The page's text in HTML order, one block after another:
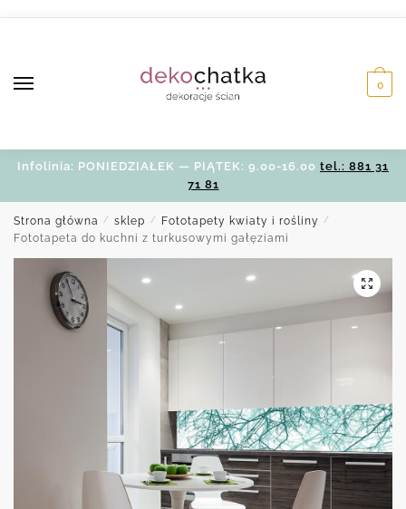
0
Infolinia: PONIEDZIAŁEK — PIĄTEK: 9.00-16.00 tel.: 881 31
71 81
Strona główna / sklep / Fototapety kwiaty i rośliny /
Fototapeta do kuchni z turkusowymi gałęziami